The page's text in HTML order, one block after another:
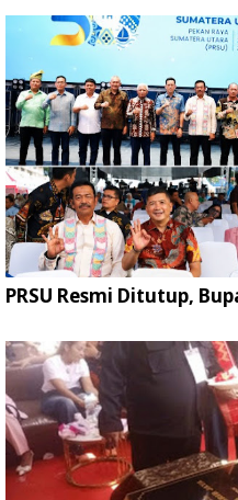
PRSU Resmi Ditutup,